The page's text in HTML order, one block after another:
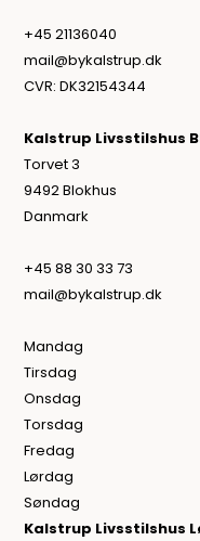
+45 21136040
mail@bykalstrup.dk
CVR: DK32154344
Kalstrup Livsstilshus
Torvet 3
9492 Blokhus
Danmark
+45 88 30 33 73
mail@bykalstrup.dk
Mandag
Tirsdag
Onsdag
Torsdag
Fredag
Lørdag
Søndag
Kalstrup Livsstilshus